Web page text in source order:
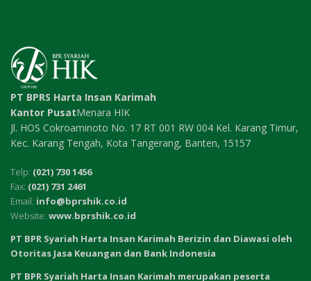
PT BPRS Harta Insan Karimah
Kantor PusatMenara HIK
Jl. HOS Cokroaminoto No. 17 RT 001 RW 004 Kel. Karang Timur,
Kec. Karang Tengah, Kota Tangerang, Banten, 15157
Telp: (021) 730 1456
Fax: (021) 731 2461
Email: info@bprshik.co.id
Website: www.bprshik.co.id
PT BPR Syariah Harta Insan Karimah Berizin dan Diawasi oleh
Otoritas Jasa Keuangan dan Bank Indonesia
PT BPR Syariah Harta Insan Karimah merupakan peserta